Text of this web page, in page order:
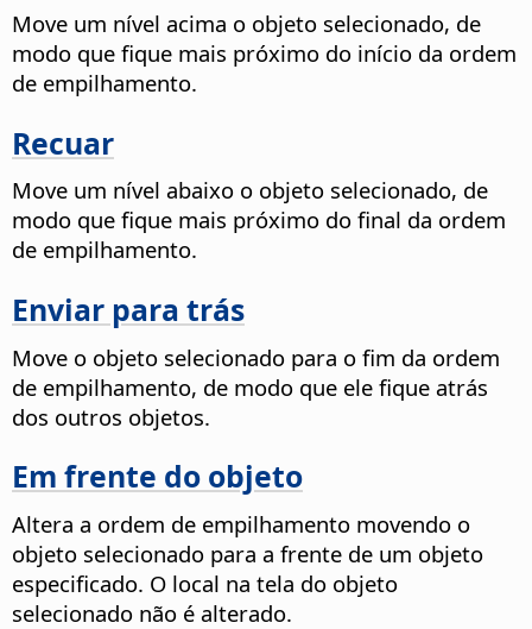
Move um nível acima o objeto selecionado, de
modo que fique mais próximo do início da ordem
de empilhamento.
Recuar
Move um nível abaixo o objeto selecionado, de
modo que fique mais próximo do final da ordem
de empilhamento.
Enviar para trás
Move o objeto selecionado para o fim da ordem
de empilhamento, de modo que ele fique atrás
dos outros objetos.
Em frente do objeto
Altera a ordem de empilhamento movendo o
objeto selecionado para a frente de um objeto
especificado. O local na tela do objeto
selecionado não é alterado.